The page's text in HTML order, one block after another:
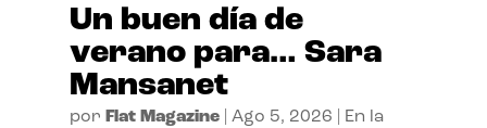
Un buen día de
verano para… Sara
Mansanet
por Flat Magazine| Ago 5, 2026
En la